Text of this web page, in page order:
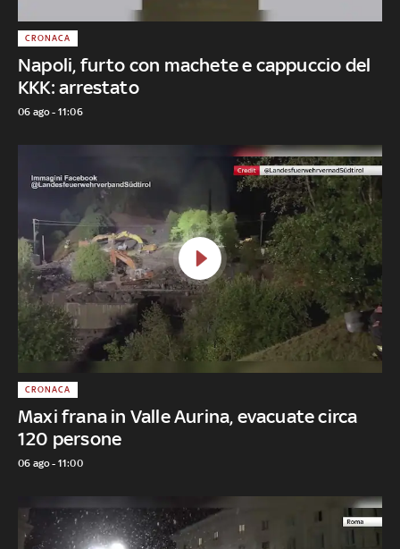
Napoli, furto con machete e cappuccio del
KKK: arrestato
CRONACA
06 ago - 11:06
Maxi frana in Valle Aurina, evacuate circa
120 persone
CRONACA
06 ago - 11:00